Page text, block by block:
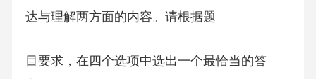
达与理解两方面的内容。请根据题
目要求，在四个选项中选出一个最恰当的答